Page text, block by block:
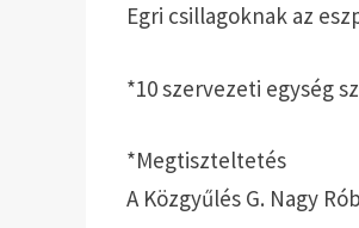
Egri csillagoknak az
*10 szervezeti egység
*Megtiszteltetés
A Közgyűlés G. Nagy